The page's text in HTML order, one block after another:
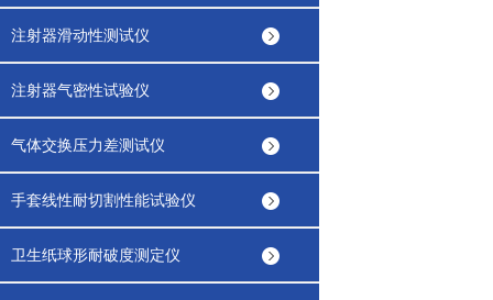
注射器滑动性测试仪
注射器气密性试验仪
气体交换压力差测试仪
手套线性耐切割性能试验仪
卫生纸球形耐破度测定仪